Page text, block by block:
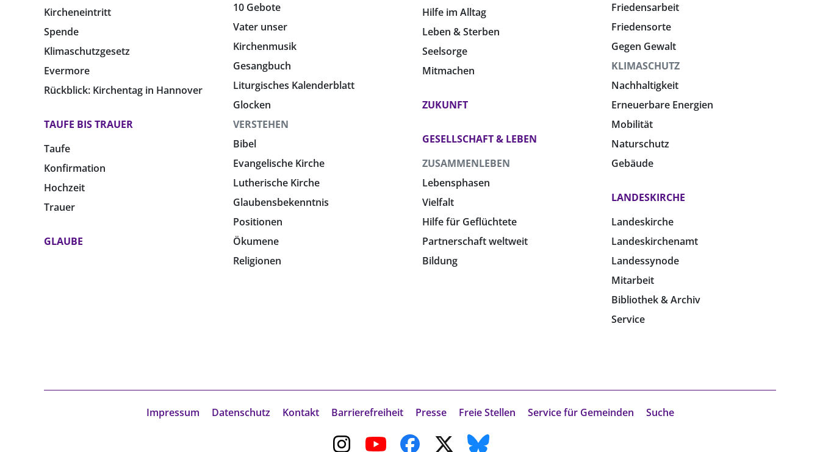
Kircheneintritt
Spende
Klimaschutzgesetz
Evermore
Rückblick: Kirchentag in Hannover
TAUFE BIS TRAUER
Taufe
Konfirmation
Hochzeit
Trauer
GLAUBE
10 Gebote
Vater unser
Kirchenmusik
Gesangbuch
Liturgisches Kalenderblatt
Glocken
VERSTEHEN
Bibel
Evangelische Kirche
Lutherische Kirche
Glaubensbekenntnis
Positionen
Ökumene
Religionen
Hilfe im Alltag
Leben & Sterben
Seelsorge
Mitmachen
ZUKUNFT
GESELLSCHAFT & LEBEN
ZUSAMMENLEBEN
Lebensphasen
Vielfalt
Hilfe für Geflüchtete
Partnerschaft weltweit
Bildung
Friedensarbeit
Friedensorte
Gegen Gewalt
KLIMASCHUTZ
Nachhaltigkeit
Erneuerbare Energien
Mobilität
Naturschutz
Gebäude
LANDESKIRCHE
Landeskirche
Landeskirchenamt
Landessynode
Mitarbeit
Bibliothek & Archiv
Service
Impressum Datenschutz Kontakt Barrierefreiheit Presse Freie Stellen Service für Gemeinden Suche